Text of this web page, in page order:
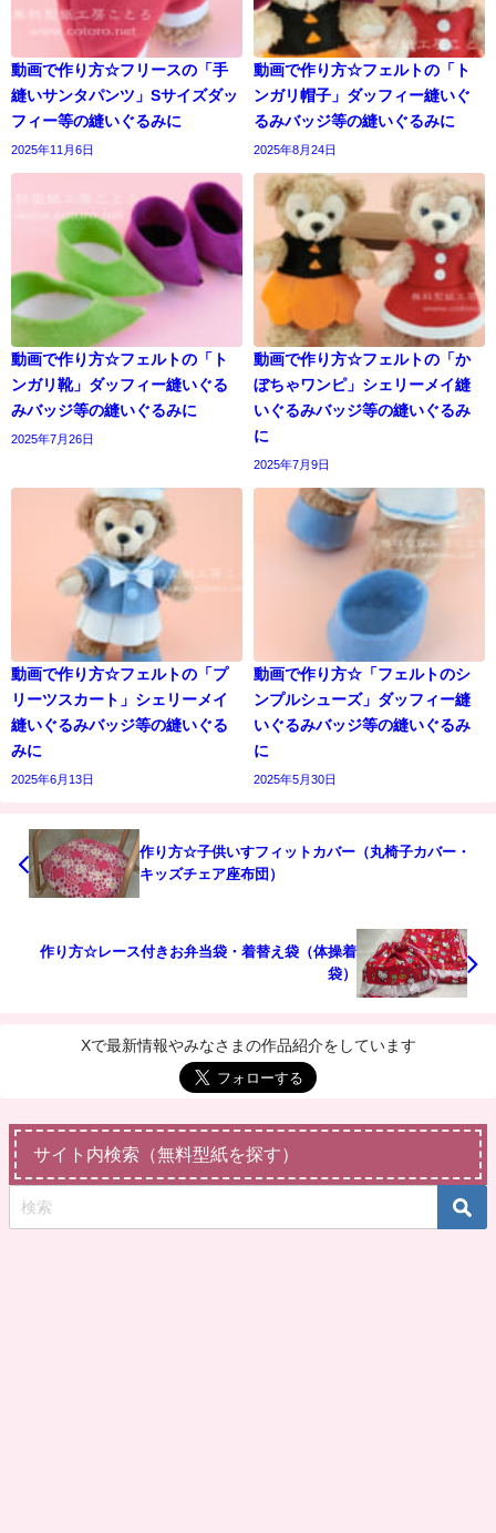
動画で作り方☆フリースの「手
縫いサンタパンツ」Sサイズダッ
フィー等の縫いぐるみに
2025年11月6日
動画で作り方☆フェルトの「ト
ンガリ帽子」ダッフィー縫いぐ
るみバッジ等の縫いぐるみに
2025年8月24日
動画で作り方☆フェルトの「ト
ンガリ靴」ダッフィー縫いぐる
みバッジ等の縫いぐるみに
2025年7月26日
動画で作り方☆フェルトの「か
ぼちゃワンピ」シェリーメイ縫
いぐるみバッジ等の縫いぐるみ
に
2025年7月9日
動画で作り方☆フェルトの「プ
リーツスカート」シェリーメイ
縫いぐるみバッジ等の縫いぐる
みに
2025年6月13日
動画で作り方☆「フェルトのシ
ンプルシューズ」ダッフィー縫
いぐるみバッジ等の縫いぐるみ
に
2025年5月30日
作り方☆子供いすフィットカバー（丸椅子カバー・
キッズチェア座布団）
作り方☆レース付きお弁当袋・着替え袋（体操着
袋）
Xで最新情報やみなさまの作品紹介をしています
サイト内検索（無料型紙を探す）